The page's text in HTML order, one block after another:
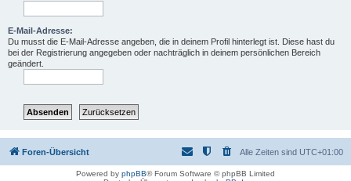
E-Mail-Adresse:
Du musst die E-Mail-Adresse angeben, die in deinem Profil hinterlegt ist. Diese hast du
bei der Registrierung angegeben oder nachträglich in deinem persönlichen Bereich
geändert.
Foren-Übersicht Alle Zeiten sind UTC+01:00
Powered by phpBB® Forum Software © phpBB Limited